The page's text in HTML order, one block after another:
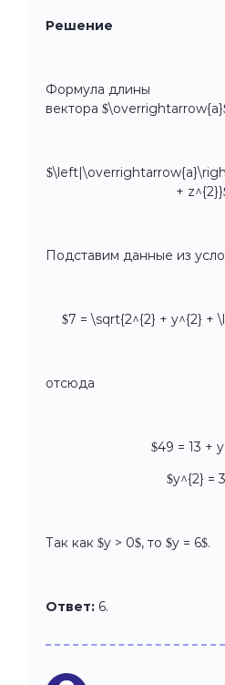
Решение
Формула длины
вектора
+
Подставим данные из
$7 = \sqrt{2^{2} + y^{2} +
отсюда
$49 = 13 +
$y^{2} =
Так как $y > 0$, то $y = 6$.
Ответ: 6.